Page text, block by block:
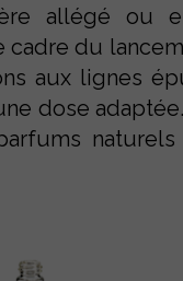
allégé ou
cadre du
aux lignes
dose